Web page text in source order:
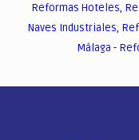
Reformas Hoteles,
Naves Industriales,
Málaga -